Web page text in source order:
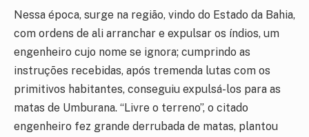
Nessa época, surge na região, vindo do Estado da Bahia,
com ordens de ali arranchar e expulsar os índios, um
engenheiro cujo nome se ignora; cumprindo as
instruções recebidas, após tremenda lutas com os
primitivos habitantes, conseguiu expulsá-los para as
matas de Umburana. “Livre o terreno”, o citado
engenheiro fez grande derrubada de matas, plantou